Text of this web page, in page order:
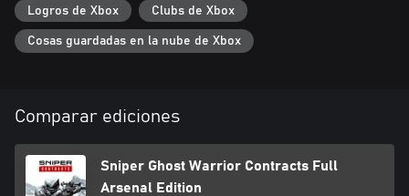
Logros de Xbox Clubs de Xbox
Cosas guardadas en la nube de Xbox
Comparar ediciones
Sniper Ghost Warrior Contracts Full
Arsenal Edition